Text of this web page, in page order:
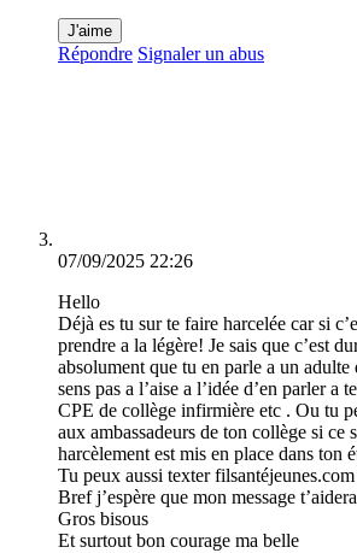
J'aime
Répondre Signaler un abus
07/09/2025 22:26
Hello
Déjà es tu sur te faire harcelée car si
prendre a la légère! Je sais que c’est
absolument que tu en parle a un
sens pas a l’aise a l’idée d’en parler a
CPE de collège infirmière etc . Ou tu
aux ambassadeurs de ton collège si ce
harcèlement est mis en place dans ton
Tu peux aussi texter filsantéjeunes.com
Bref j’espère que mon message t’aidera
Gros bisous
Et surtout bon courage ma belle